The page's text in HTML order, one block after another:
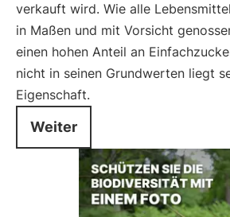
verkauft wird. Wie alle
in Maßen und mit Vorsicht
einen hohen Anteil an
nicht in seinen Grundwerten liegt
Eigenschaft.
Weiter